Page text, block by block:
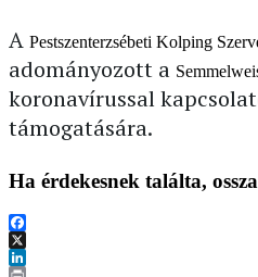
A Pestszenterzsébeti Kolping
adományozott a
koronavírussal
támogatására.
Ha érdekesnek találta,
Facebook
X